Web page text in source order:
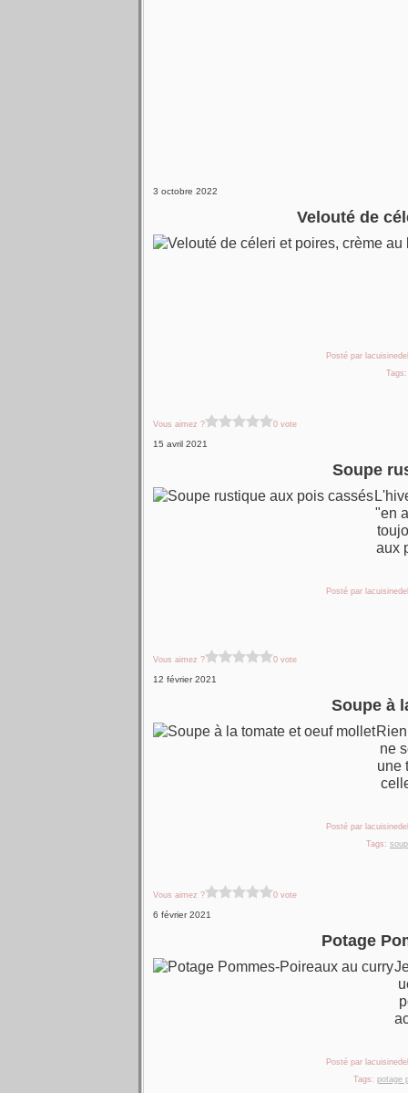
3 octobre 2022
Velouté de
Posté par
Tags:
Vous aimez ? 0 vote
15 avril 2021
Soupe
"en
aux
Posté par
Vous aimez ? 0 vote
12 février 2021
Soupe à
ne
une
Posté par
Tags:
Vous aimez ? 0 vote
6 février 2021
Potage
Posté par
Tags: potage